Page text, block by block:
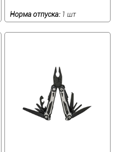
Норма отпуска: 1 шт